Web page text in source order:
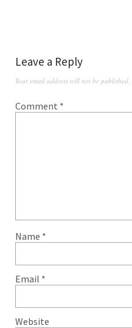
Leave a Reply
Your email address will not be published.
Comment *
Name *
Email *
Website